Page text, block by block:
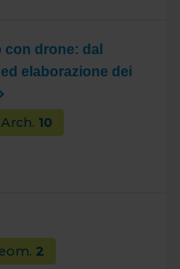
con drone: dal
elaborazione dei
Arch. 10
2